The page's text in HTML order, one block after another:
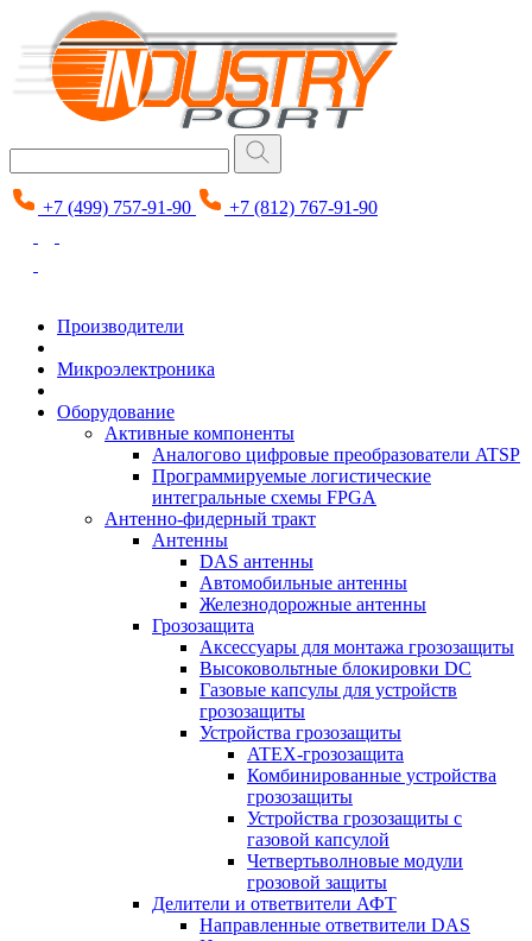
+7 (499) 757-91-90 +7 (812) 767-91-90
Производители
Микроэлектроника
Оборудование
Активные компоненты
Аналогово цифровые преобразователи ATSP
Программируемые логистические
интегральные схемы FPGA
Антенно-фидерный тракт
Антенны
DAS антенны
Автомобильные антенны
Железнодорожные антенны
Грозозащита
Аксессуары для монтажа грозозащиты
Высоковольтные блокировки DC
Газовые капсулы для устройств
грозозащиты
Устройства грозозащиты
ATEX-грозозащита
Комбинированные устройства
грозозащиты
Устройства грозозащиты с
газовой капсулой
Четвертьволновые модули
грозовой защиты
Делители и ответвители АФТ
Направленные ответвители DAS